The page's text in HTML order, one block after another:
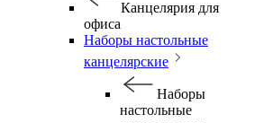
Канцелярия для
офиса
Наборы настольные
канцелярские
Наборы
настольные